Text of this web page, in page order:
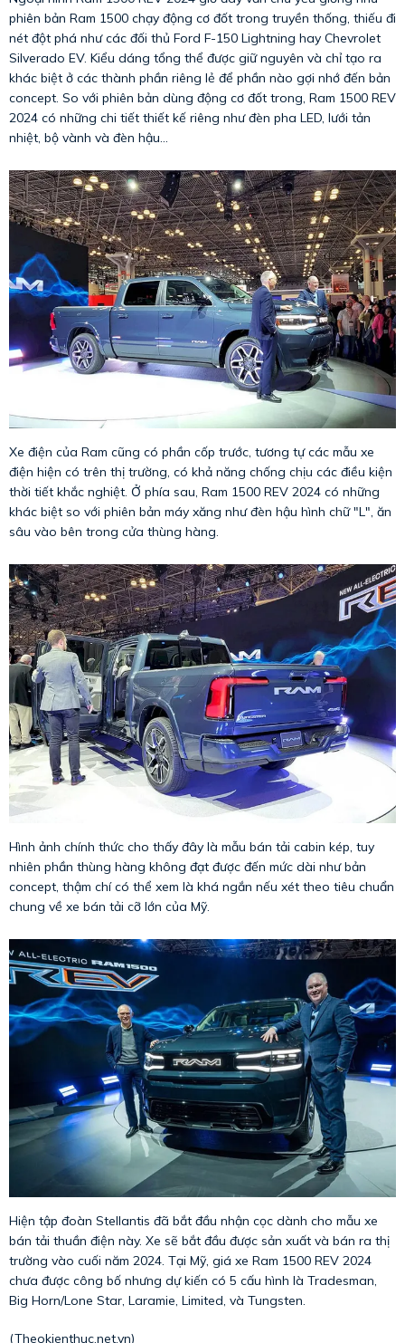
phiên bản Ram 1500 chạy động cơ đốt trong truyền thống, thiếu đi
nét đột phá như các đối thủ Ford F-150 Lightning hay Chevrolet
Silverado EV. Kiểu dáng tổng thể được giữ nguyên và chỉ tạo ra
khác biệt ở các thành phần riêng lẻ để phần nào gợi nhớ đến bản
concept. So với phiên bản dùng động cơ đốt trong, Ram 1500 REV
2024 có những chi tiết thiết kế riêng như đèn pha LED, lưới tản
nhiệt, bộ vành và đèn hậu...
Xe điện của Ram cũng có phần cốp trước, tương tự các mẫu xe
điện hiện có trên thị trường, có khả năng chống chịu các điều kiện
thời tiết khắc nghiệt. Ở phía sau, Ram 1500 REV 2024 có những
khác biệt so với phiên bản máy xăng như đèn hậu hình chữ "L", ăn
sâu vào bên trong cửa thùng hàng.
Hình ảnh chính thức cho thấy đây là mẫu bán tải cabin kép, tuy
nhiên phần thùng hàng không đạt được đến mức dài như bản
concept, thậm chí có thể xem là khá ngắn nếu xét theo tiêu chuẩn
chung về xe bán tải cỡ lớn của Mỹ.
Hiện tập đoàn Stellantis đã bắt đầu nhận cọc dành cho mẫu xe
bán tải thuần điện này. Xe sẽ bắt đầu được sản xuất và bán ra thị
trường vào cuối năm 2024. Tại Mỹ, giá xe Ram 1500 REV 2024
chưa được công bố nhưng dự kiến có 5 cấu hình là Tradesman,
Big Horn/Lone Star, Laramie, Limited, và Tungsten.
(Theokienthuc.net.vn)